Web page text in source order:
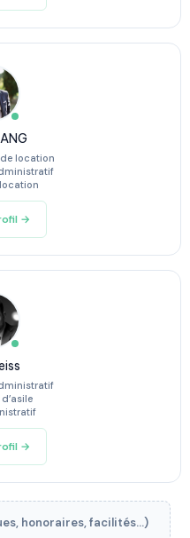
location
→
→
honoraires, facilités...)